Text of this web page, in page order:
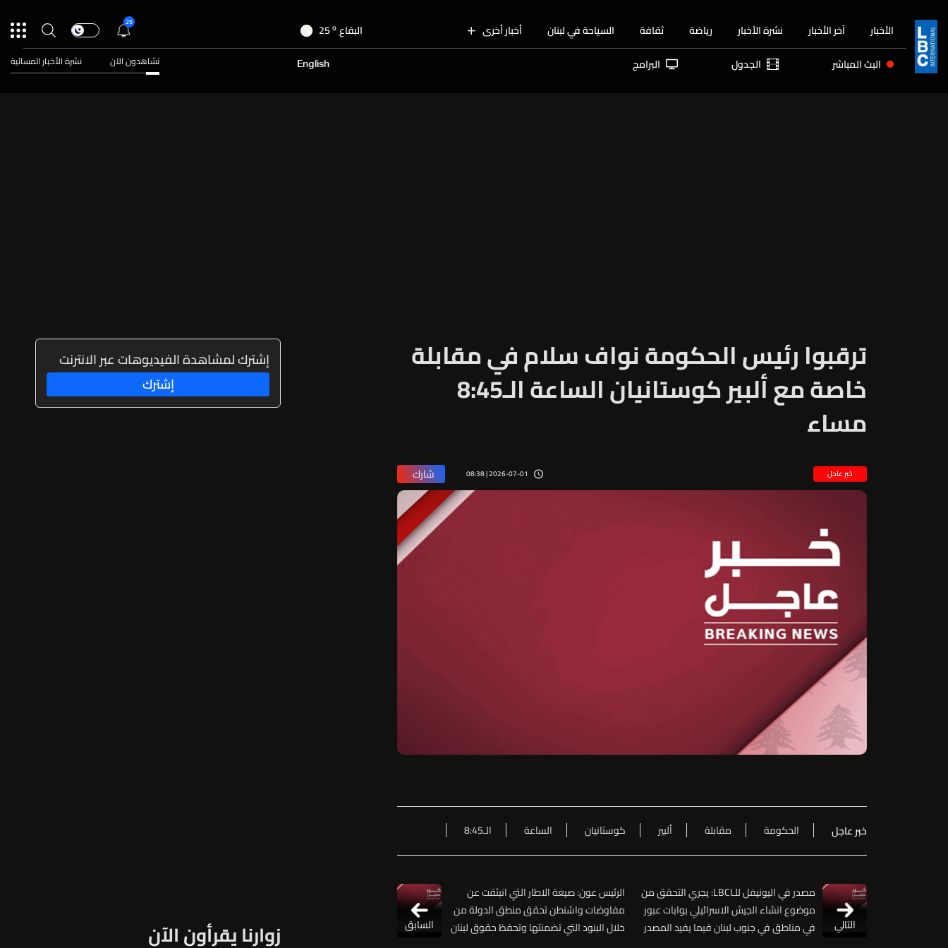
الأخبار آخر الأخبار نشرة الأخبار رياضة ثقافة السياحة في لبنان أخبار أخرى البقاع 25 o
الجنوب 26o
27
25
البث المباشر الجدول البرامج English تشاهدون الآن نشرة الأخبار المسائية
ترقبوا رئيس الحكومة نواف سلام في مقابلة
خاصة مع ألبير كوستانيان الساعة الـ8:45
مساء
خبر عاجل 2026-07-01 | 08:38 شارك
خبر عاجل الحكومة مقابلة ألبير كوستانيان الساعة الـ8:45
التالي
مصدر في اليونيفل للـLBCI: يجري التحقق من
موضوع انشاء الجيش الاسرائيلي بوابات عبور
في مناطق في جنوب لبنان فيما يفيد المصدر
الرئيس عون: صيغة الاطار التي انبثقت عن
مفاوضات واشنطن تحقق منطق الدولة من
خلال البنود التي تضمنتها وتحفظ حقوق لبنان
السابق
إشترك لمشاهدة الفيديوهات عبر الانترنت
إشترك
زوارنا يقرأون الآن